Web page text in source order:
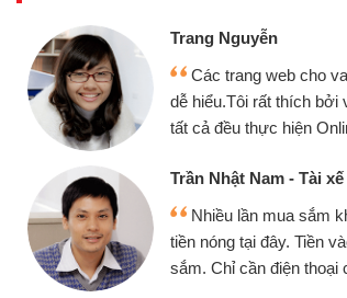
sử dụng thân thiện,
giải ngân nhanh chóng
lãi suất rất tốt
tiền mặt mình đều vay
là mình lại tiếp tục mua
là dùng được